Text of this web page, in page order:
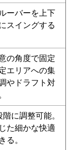
PCZ-
ERMP63SKZ
PCZ-
ーバーを上下
スイングする
の角度で固定
エリアへの集
やドラフト対
に調整可能。
た細かな快適
る。